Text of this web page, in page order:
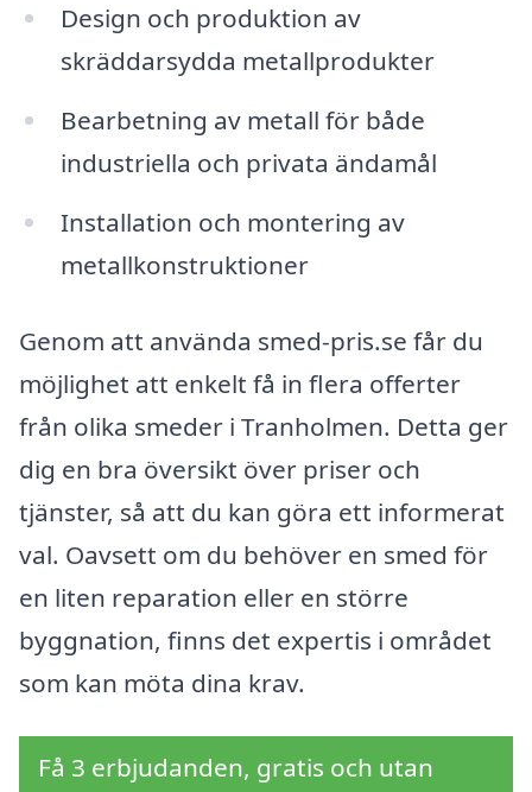
Design och produktion av
skräddarsydda metallprodukter
Bearbetning av metall för både
industriella och privata ändamål
Installation och montering av
metallkonstruktioner
Genom att använda smed-pris.se får du
möjlighet att enkelt få in flera offerter
från olika smeder i Tranholmen. Detta ger
dig en bra översikt över priser och
tjänster, så att du kan göra ett informerat
val. Oavsett om du behöver en smed för
en liten reparation eller en större
byggnation, finns det expertis i området
som kan möta dina krav.
Få 3 erbjudanden, gratis och utan